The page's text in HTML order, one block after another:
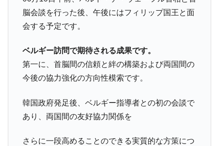
脳会談を行った後、午後にはフィリップ国王と面
会する予定です。
ベルギー訪問で期待される成果です。
第一に、首脳間の信頼と絆の構築および両国間の
今後の協力強化の方向性模索です。
韓国政府発足後、ベルギー指導者との初の会談で
あり、両国間の友好協力関係を
さらに一段高めることのできる実質的な方策につ